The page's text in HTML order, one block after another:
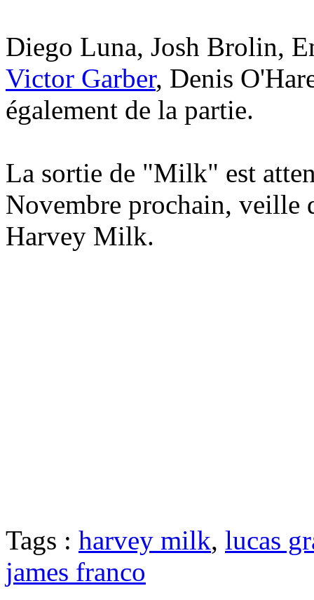
Diego Luna, Josh Brolin,
Victor Garber, Denis
également de la partie.
La sortie de "Milk" est
Novembre prochain, veille
Harvey Milk.
Tags : harvey milk, lucas
james franco